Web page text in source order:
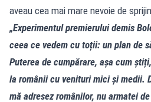
aveau cea mai mare nevoie de
„Experimentul premierului demis
ceea ce vedem cu toții: un plan de
Puterea de cumpărare, așa cum
la românii cu venituri mici și medii.
mă adresez românilor, nu armatei